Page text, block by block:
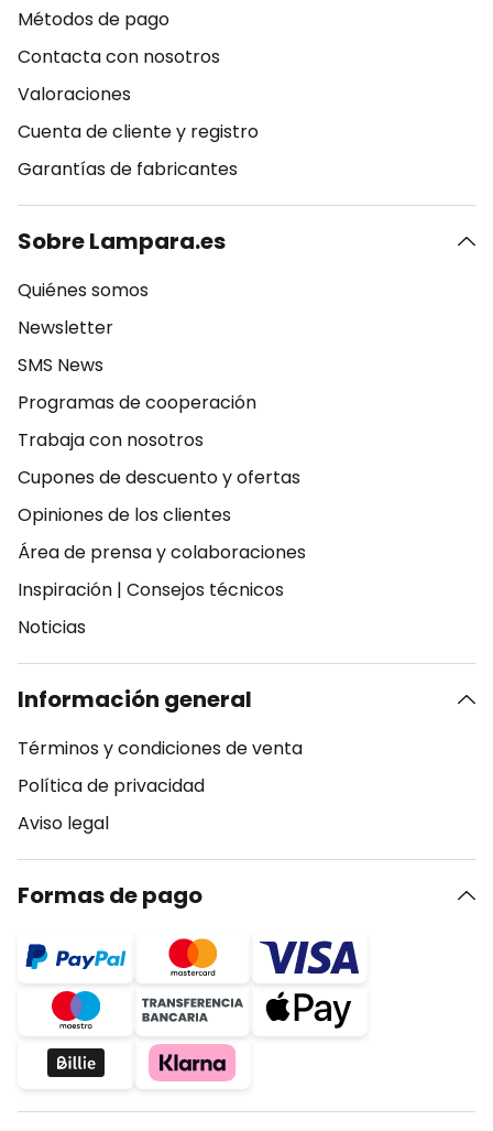
Métodos de pago
Contacta con nosotros
Valoraciones
Cuenta de cliente y registro
Garantías de fabricantes
Sobre Lampara.es
Quiénes somos
Newsletter
SMS News
Programas de cooperación
Trabaja con nosotros
Cupones de descuento y ofertas
Opiniones de los clientes
Área de prensa y colaboraciones
Inspiración | Consejos técnicos
Noticias
Información general
Términos y condiciones de venta
Política de privacidad
Aviso legal
Formas de pago